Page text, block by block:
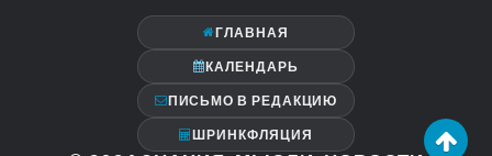
ГЛАВНАЯ
КАЛЕНДАРЬ
ПИСЬМО В РЕДАКЦИЮ
ШРИНКФЛЯЦИЯ